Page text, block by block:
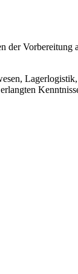
der Vorbereitung